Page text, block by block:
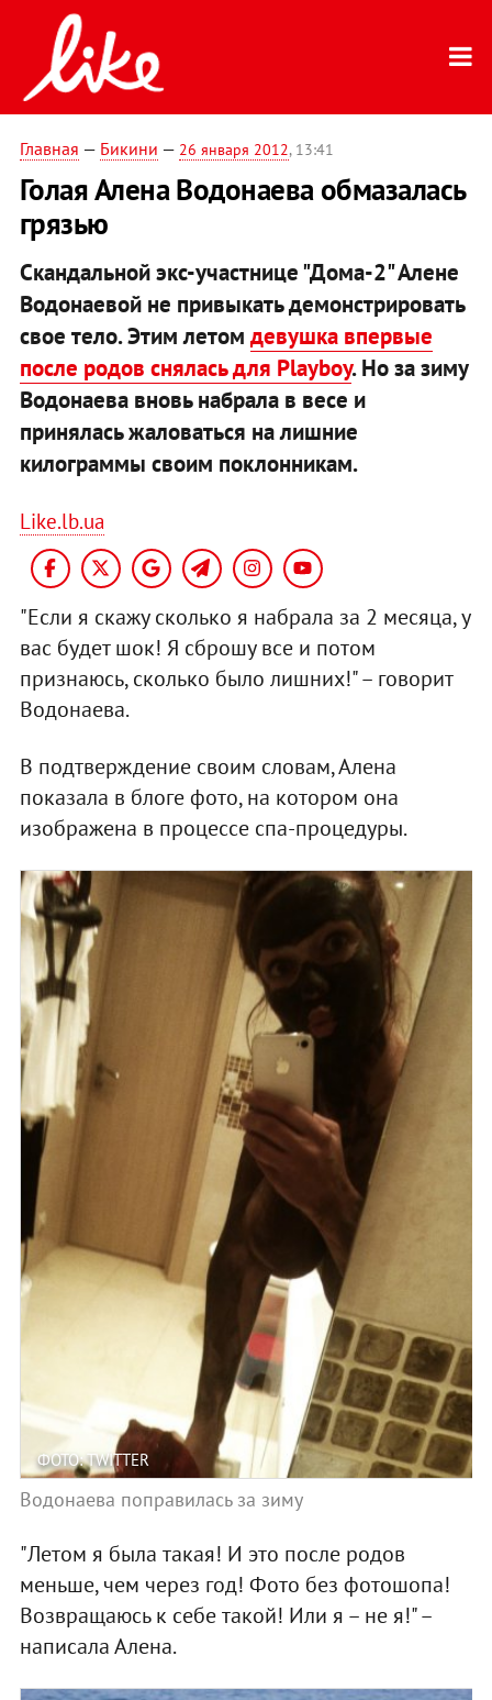
Главная — Бикини — 26 января 2012, 13:41
Голая Алена Водонаева обмазалась
грязью
Скандальной экс-участнице "Дома-2" Алене
Водонаевой не привыкать демонстрировать
свое тело. Этим летом девушка впервые
после родов снялась для Playboy. Но за зиму
Водонаева вновь набрала в весе и
принялась жаловаться на лишние
килограммы своим поклонникам.
Like.lb.ua
"Если я скажу сколько я набрала за 2 месяца, у
вас будет шок! Я сброшу все и потом
признаюсь, сколько было лишних!" – говорит
Водонаева.
В подтверждение своим словам, Алена
показала в блоге фото, на котором она
изображена в процессе спа-процедуры.
ФОТО: TWITTER
Водонаева поправилась за зиму
"Летом я была такая! И это после родов
меньше, чем через год! Фото без фотошопа!
Возвращаюсь к себе такой! Или я – не я!" –
написала Алена.